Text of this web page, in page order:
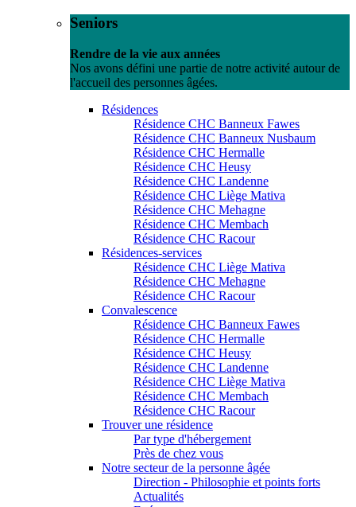
Seniors
Rendre de la vie aux années
Nos avons défini une partie de notre activité autour de
l'accueil des personnes âgées.
Résidences
Résidence CHC Banneux Fawes
Résidence CHC Banneux Nusbaum
Résidence CHC Hermalle
Résidence CHC Heusy
Résidence CHC Landenne
Résidence CHC Liège Mativa
Résidence CHC Mehagne
Résidence CHC Membach
Résidence CHC Racour
Résidences-services
Résidence CHC Liège Mativa
Résidence CHC Mehagne
Résidence CHC Racour
Convalescence
Résidence CHC Banneux Fawes
Résidence CHC Hermalle
Résidence CHC Heusy
Résidence CHC Landenne
Résidence CHC Liège Mativa
Résidence CHC Membach
Résidence CHC Racour
Trouver une résidence
Par type d'hébergement
Près de chez vous
Notre secteur de la personne âgée
Direction - Philosophie et points forts
Actualités